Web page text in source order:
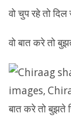
वो चुप रहे तो
वो बात करे तो